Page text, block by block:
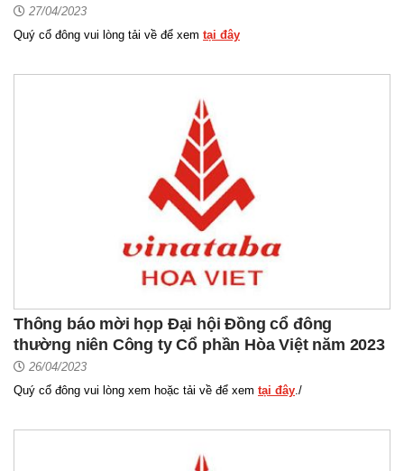
27/04/2023
Quý cổ đông vui lòng tải về để xem tại đây
Thông báo mời họp Đại hội Đồng cổ đông
thường niên Công ty Cổ phần Hòa Việt năm 2023
26/04/2023
Quý cổ đông vui lòng xem hoặc tải về để xem tại đây ./